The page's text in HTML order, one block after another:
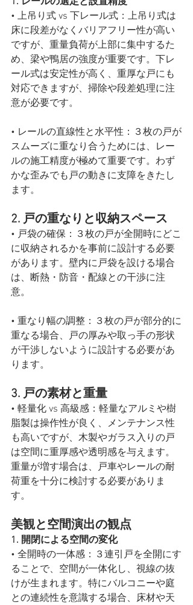
• 上吊り式 vs 下レール式：上吊り式は
床に段差がなくバリアフリー性が高い
ですが、重量負荷が上部に集中するた
め、梁や鴨居の強度が重要です。下レ
ール式は安定性が高く、重厚な戸にも
対応できますが、掃除や段差処理に注
意が必要です。
• レールの直線性と水平性：３枚の戸が
スムーズに重なり合うためには、レー
ルの施工精度が極めて重要です。わず
かな歪みでも戸の動きに支障をきたし
ます。
2. 戸の重なりと収納スペース
• 戸袋の確保：３枚の戸が全開時にどこ
に収納されるかを事前に設計する必要
があります。壁内に戸袋を設ける場合
は、断熱・防音・配線との干渉に注
意。
• 重なり幅の調整：３枚の戸が部分的に
重なる場合、戸の厚みや取っ手の形状
が干渉しないように設計する必要があ
ります。
3. 戸の素材と重量
• 軽量化 vs 高級感：軽量なアルミや樹
脂製は操作性が良く、メンテナンス性
も高いですが、木製やガラス入りの戸
は空間に重厚感や透明感を与えます。
重量が増す場合は、戸車やレールの耐
荷重を十分に検討する必要がありま
す。
美観と空間演出の観点
1. 開閉による空間の変化
• 全開時の一体感：３連引戸を全開にす
ることで、空間が一体化し、視線の抜
けが生まれます。特にバルコニーや庭
との連続性を意識する場合、床材や天